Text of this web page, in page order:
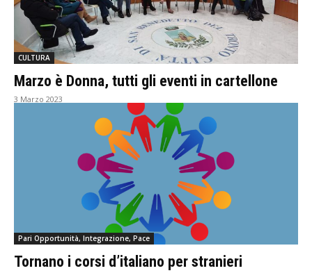
CULTURA
Marzo è Donna, tutti gli eventi in cartellone
3 Marzo 2023
Pari Opportunità, Integrazione, Pace
Tornano i corsi d’italiano per stranieri